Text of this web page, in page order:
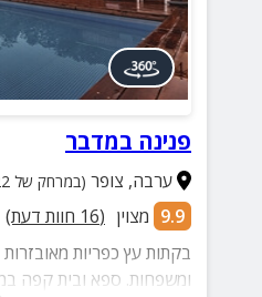
פנינה במדבר
ערבה, צופר (במרחק של 22 ק"מ)
9.9 מצוין (
16 חוות דעת)
בקתות עץ כפריות
ומשפחות. ספא ובית קפה